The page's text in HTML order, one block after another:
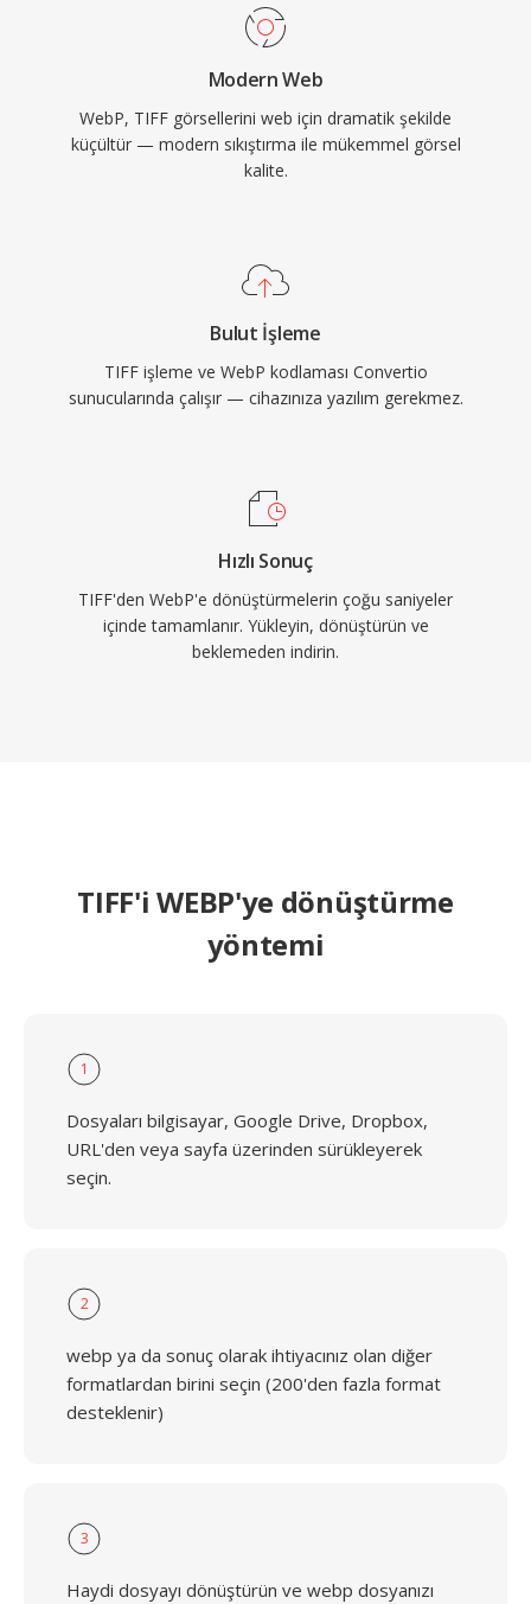
Modern Web
WebP, TIFF görsellerini web için dramatik şekilde
küçültür — modern sıkıştırma ile mükemmel görsel
kalite.
Bulut İşleme
TIFF işleme ve WebP kodlaması Convertio
sunucularında çalışır — cihazınıza yazılım gerekmez.
Hızlı Sonuç
TIFF'den WebP'e dönüştürmelerin çoğu saniyeler
içinde tamamlanır. Yükleyin, dönüştürün ve
beklemeden indirin.
TIFF'i WEBP'ye dönüştürme
yöntemi
1
Dosyaları bilgisayar, Google Drive, Dropbox,
URL'den veya sayfa üzerinden sürükleyerek
seçin.
2
webp ya da sonuç olarak ihtiyacınız olan diğer
formatlardan birini seçin (200'den fazla format
desteklenir)
3
Haydi dosyayı dönüştürün ve webp dosyanızı